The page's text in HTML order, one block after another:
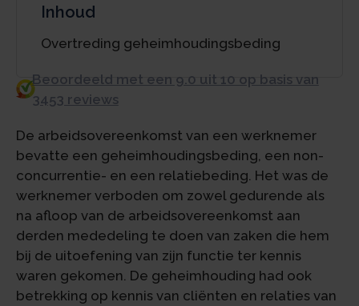
Inhoud
Overtreding geheimhoudingsbeding
Beoordeeld met een 9.0 uit 10 op basis van
3453 reviews
De arbeidsovereenkomst van een werknemer
bevatte een geheimhoudingsbeding, een non-
concurrentie- en een relatiebeding. Het was de
werknemer verboden om zowel gedurende als
na afloop van de arbeidsovereenkomst aan
derden mededeling te doen van zaken die hem
bij de uitoefening van zijn functie ter kennis
waren gekomen. De geheimhouding had ook
betrekking op kennis van cliënten en relaties van